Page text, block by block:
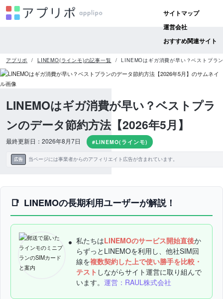
サイトマップ
運営会社
おすすめ関連サイト
アプリポ LINEMO(ラインモ)の記事一覧 LINEMOはギガ消費が早い？ベストプラ
LINEMOはギガ消費が早い？ベストプラ
ンのデータ節約方法【2026年5月】
最終更新日：2026年8月7日 #LINEMO(ラインモ)
広告 当ページには事業者からのアフィリエイト広告が含まれています。
LINEMOの長期利用ユーザーが解説！
私たちはLINEMOのサービス開始直後か
らずっとLINEMOを利用し、他社SIM回
線を複数契約した上で使い勝手を比較・
テスト しながらサイト運営に取り組んで
います。 運営：RAUL株式会社